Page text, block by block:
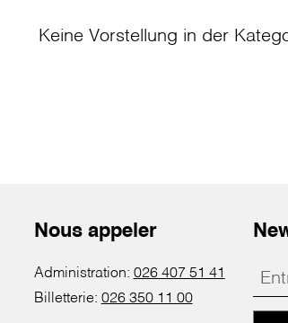
Keine Vorstellung in der
Nous appeler
Administration: 026 407 51 41
Billetterie: 026 350 11 00